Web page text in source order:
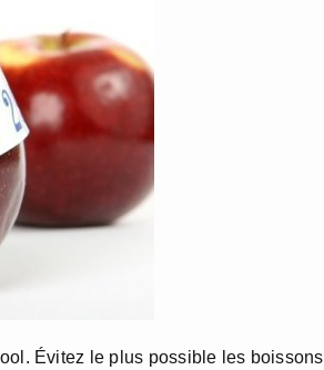
Évitez le plus possible les boissons